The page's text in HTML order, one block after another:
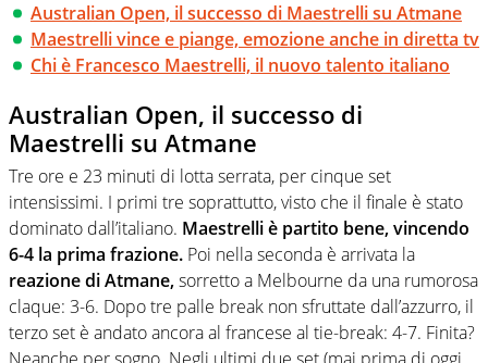
Australian Open, il successo di Maestrelli su Atmane
Maestrelli vince e piange, emozione anche in diretta tv
Chi è Francesco Maestrelli, il nuovo talento italiano
Australian Open, il successo di
Maestrelli su Atmane
Tre ore e 23 minuti di lotta serrata, per cinque set
intensissimi. I primi tre soprattutto, visto che il finale è stato
dominato dall’italiano. Maestrelli è partito bene, vincendo
6-4 la prima frazione. Poi nella seconda è arrivata la
reazione di Atmane,sorretto a Melbourne da una rumorosa
claque: 3-6. Dopo tre palle break non sfruttate dall’azzurro, il
terzo set è andato ancora al francese al tie-break: 4-7. Finita?